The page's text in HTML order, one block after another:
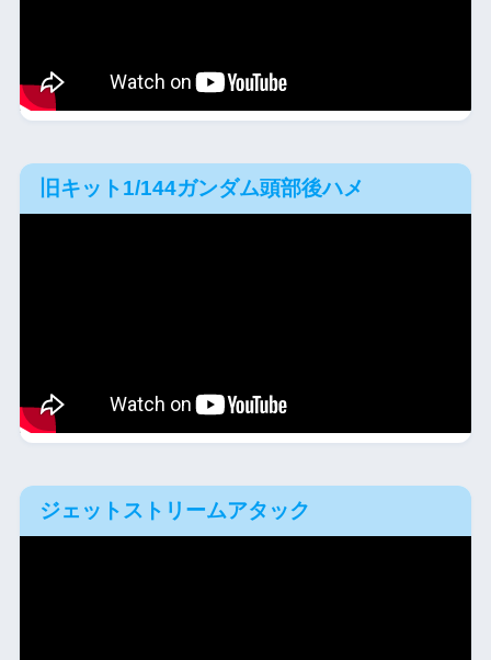
旧キット1/144ガンダム頭部後ハメ
ジェットストリームアタック